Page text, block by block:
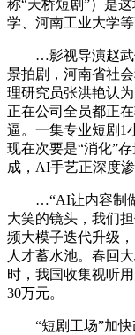
称“天桥短剧”）是
学、河南工业大学等
…影视导演赵武佳
景拍剧，河南省社
理研究员张洪艳认
正在公司全员都正
逼。一集专业短剧1
现在次要是“消化”
成，AI手艺正深度
…“AI让内容制做
大笑的镜头，我们
频大模子迭代升级
人才蓄水池。春回
时，我国收集视听
30万元。
“短剧工场”加快